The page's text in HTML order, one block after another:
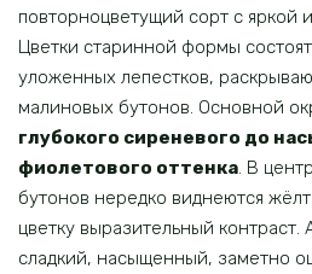
повторноцветущий сорт с яркой
Цветки старинной формы
уложенных лепестков,
малиновых бутонов. Основной
глубокого сиреневого до
фиолетового оттенка. В
бутонов нередко виднеются
цветку выразительный
сладкий, насыщенный, заметно